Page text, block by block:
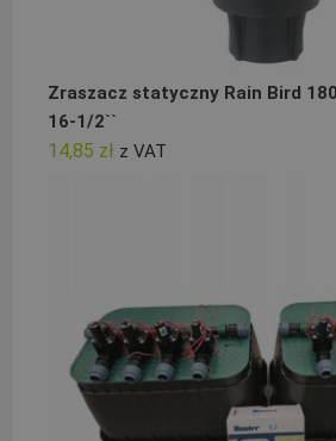
Zraszacz statyczny Rain Bird
16-1/2``
14,85 zł z VAT